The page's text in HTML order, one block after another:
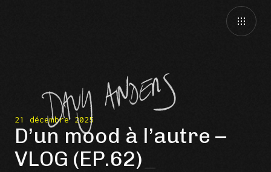
21 décembre 2025
D’un mood à l’autre –
VLOG (EP.62)